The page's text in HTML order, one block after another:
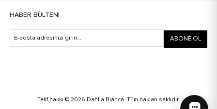
HABER BÜLTENI
ABONE OL
Telif hakkı © 2026 Dahlia Bianca. Tüm hakları saklıdır.